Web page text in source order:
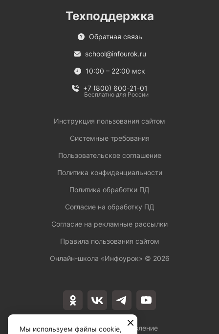
Лицензия на осуществление
Техподдержка
Обратная связь
school@infourok.ru
10:00 – 22:00 мск
+7 (800) 600-21-01
Бесплатно для России
Инструкция пользования сайтом
Системные требования
Пользовательское соглашение
Политика конфиденциальности
Политика обработки ПД
Согласие на обработку ПД
Согласие на рекламные рассылки
Правила пользования сайтом
Онлайн-школа «Инфоурок» © 2026
Мы используем файлы cookie,